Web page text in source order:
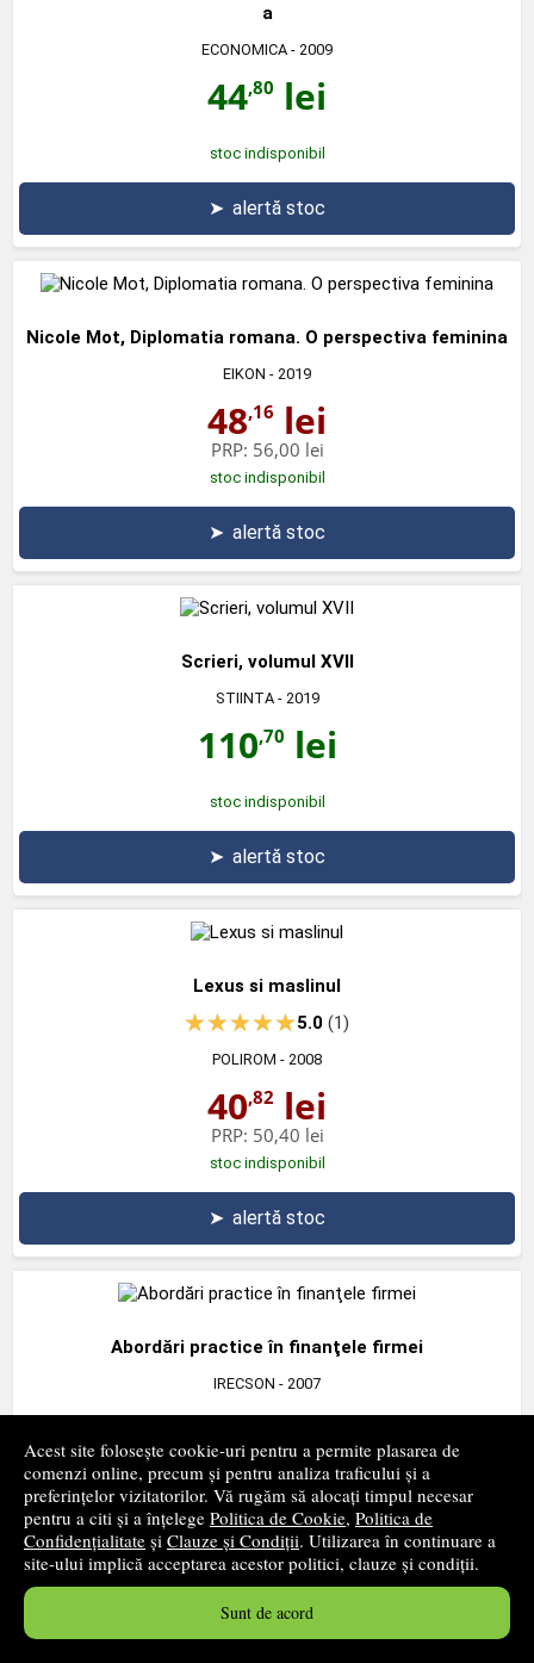
Acest site folosește cookie-uri pentru a permite plasarea de
comenzi online, precum și pentru analiza traficului și a
preferințelor vizitatorilor. Vă rugăm să alocați timpul necesar
pentru a citi și a înțelege Politica de Cookie, Politica de
Confidențialitate și Clauze și Condiții. Utilizarea în continuare a
site-ului implică acceptarea acestor politici, clauze și condiții.
Sunt de acord
a
ECONOMICA - 2009
44,80 lei
stoc indisponibil
➤ alertă stoc
Nicole Mot, Diplomatia romana. O perspectiva feminina
EIKON - 2019
48,16 lei
PRP: 56,00 lei
stoc indisponibil
➤ alertă stoc
Scrieri, volumul XVII
STIINTA- 2019
110,70 lei
stoc indisponibil
➤ alertă stoc
Lexus si maslinul
5.0(1)
POLIROM - 2008
40,82 lei
PRP: 50,40 lei
stoc indisponibil
➤ alertă stoc
Abordări practice în finanţele firmei
IRECSON - 2007
39,00lei
stoc indisponibil
➤ alertă stoc